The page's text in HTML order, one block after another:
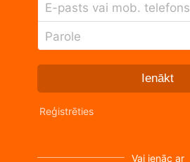
E-pasts vai mob. telefons
Parole
Ienākt
Reģistrēties
Vai ienāc ar